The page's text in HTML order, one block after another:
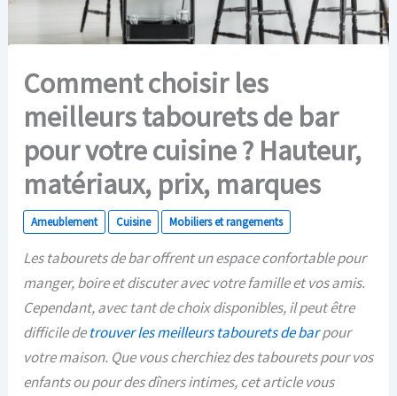
Comment choisir les
meilleurs tabourets de bar
pour votre cuisine ? Hauteur,
matériaux, prix, marques
Ameublement Cuisine Mobiliers et rangements
Les tabourets de bar offrent un espace confortable pour
manger, boire et discuter avec votre famille et vos amis.
Cependant, avec tant de choix disponibles, il peut être
difficile detrouver les meilleurs tabourets de barpour
votre maison. Que vous cherchiez des tabourets pour vos
enfants ou pour des dîners intimes, cet article vous